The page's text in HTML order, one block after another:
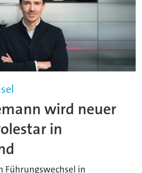
wird neuer
in
Führungswechsel in